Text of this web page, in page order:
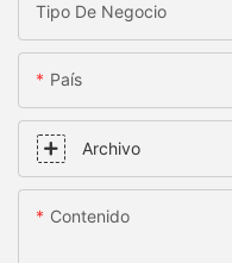
Tipo De Negocio
País
Archivo
Contenido